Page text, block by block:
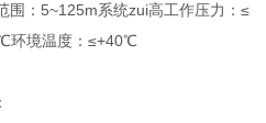
：5~125m系统zui高工作压力：≤
境温度：≤+40℃